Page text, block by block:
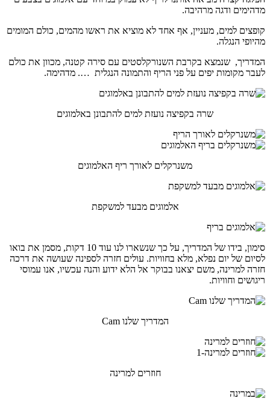
מדהימים ודגה מרהיבה.
קופצים למים, מעניין, אף אחד לא מוציא את ראשו מהמים, כולם המומים
מהיופי הנגלה.
המדריך, שנמצא בקרבת השנורקלסטים עם סירה קטנה, מכוון את כולם
לעבר מקומות יפים על פני הריף והתמונה הנגלית …. מדהימה.
שרה בקפיצה נועזת למים להתבונן באלמוגים
משנרקלים לאורך ריף האלמוגים
אלמוגים מבעד למשקפת
סימון, בידו של המדריך, על כך שנשארו לנו עוד 10 דקות, מסמן את בואו
לסיום של יום נפלא, מלא בחוויות. עולים חזרה לספינה שעושה את דרכה
חזרה למרינה, משם יצאנו בבוקר אל הלא ידוע והנה עכשיו, אנו עמוסי
ריגושים וחוויות.
המדריך שלנו Cam
חוזרים למרינה